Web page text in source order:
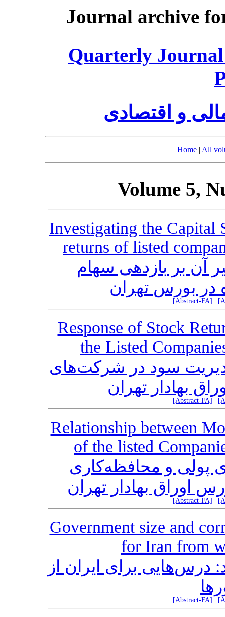
Journal archive
Quarterly
و اقتصادی
Home | All
Volume 5,
Investigating the Capital
returns of listed
آن بر بازدهی سهام
بورس تهران
[Abstract-FA]
Response of Stock
the Listed
سود در شرکت‌های
بهادار تهران
[Abstract-FA]
Relationship between
of the listed
پولی و محافظه‌کاری
اوراق بهادار تهران
[Abstract-FA]
Government size and
for Iran from
برای ایران از
[Abstract-FA]